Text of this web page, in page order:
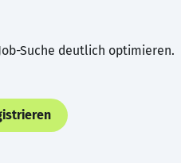
Suche deutlich optimieren.